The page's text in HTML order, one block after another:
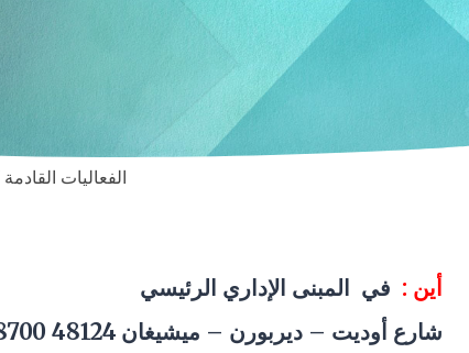
Upcoming events/ الفعاليات القادمة
أين : في المبنى الإداري الرئيسي
18700 شارع أوديت – ديربورن – ميشيغان 48124